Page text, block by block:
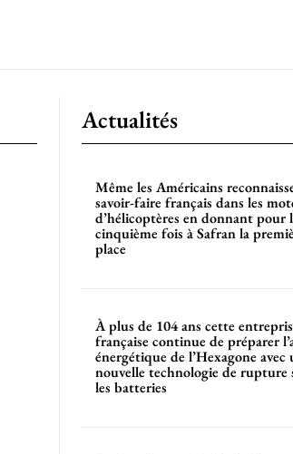
Actualités
Même les Américains
savoir-faire français dans les
d’hélicoptères en donnant pour
cinquième fois à Safran la
place
À plus de 104 ans cette
française continue de préparer
énergétique de l’Hexagone avec
nouvelle technologie de rupture
les batteries